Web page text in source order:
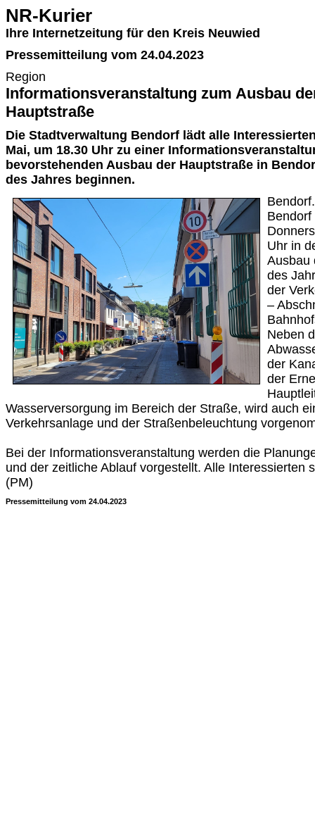
NR-Kurier
Ihre Internetzeitung für den Kreis Neuwied
Pressemitteilung vom 24.04.2023
Region
Informationsveranstaltung zum Ausbau
Hauptstraße
Die Stadtverwaltung Bendorf lädt alle
Mai, um 18.30 Uhr zu einer
bevorstehenden Ausbau der Hauptstraße in
des Jahres beginnen.
Uhr in
Ausbau
des
der
–
Neben
der
der
Wasserversorgung im Bereich der Straße, wird auch
Verkehrsanlage und der Straßenbeleuchtung
Bei der Informationsveranstaltung werden die
und der zeitliche Ablauf vorgestellt. Alle Interessierten
(PM)
Pressemitteilung vom 24.04.2023